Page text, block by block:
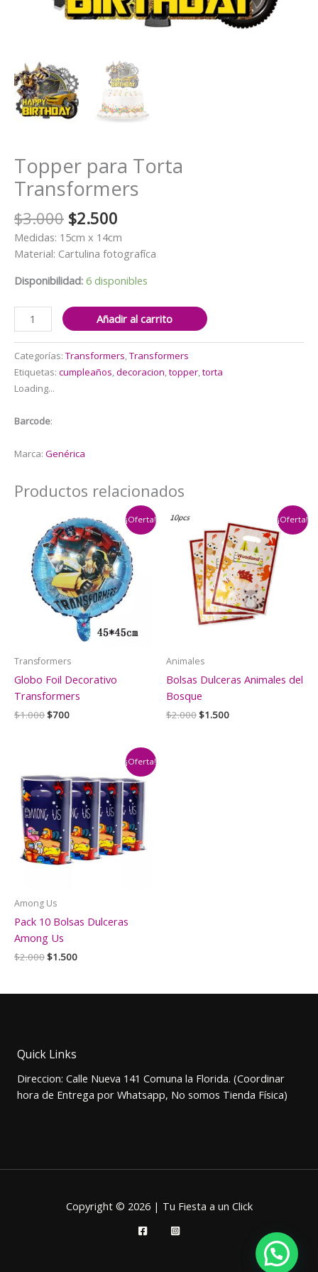
Topper para Torta
Transformers
$3.000 El
precio
original
$3.000.
$2.500
precio
actual
es:
$2.500.
Medidas: 15cm x 14cm
Material: Cartulina fotografíca
Disponibilidad: 6 disponibles
Topper
para
Torta
Transformers
cantidad
Añadir al carrito
Categorías: Transformers Transformers
Etiquetas: cumpleaños decoracion topper torta
Loading...
Barcode:
Marca: Genérica
Productos relacionados
¡Oferta!
Transformers
Globo Foil Decorativo
Transformers
$1.000El
$700El
¡Oferta!
Animales
Bolsas Dulceras Animales del
Bosque
$2.000El
$1.500El
¡Oferta!
Among Us
Pack 10 Bolsas Dulceras
Among Us
$2.000El
era:
$1.500El
es:
Quick Links
Direccion: Calle Nueva 141 Comuna la Florida. (Coordinar
hora de Entrega por Whatsapp, No somos Tienda Física)
Copyright © 2026 | Tu Fiesta a un Click